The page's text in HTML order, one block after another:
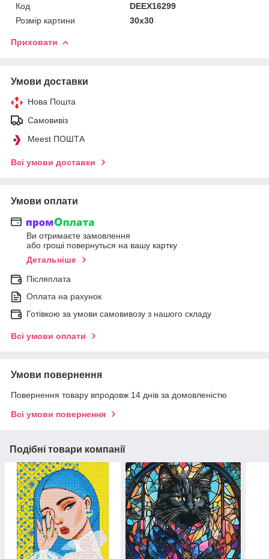
Код
DEEX16299
Розмір картини
30х30
Приховати
Умови доставки
Нова Пошта
Самовивіз
Meest ПОШТА
Всі умови доставки
Умови оплати
Ви отримаєте замовлення
або гроші повернуться на вашу картку
Детальніше
Післяплата
Оплата на рахунок
Готівкою за умови самовивозу з нашого складу
Всі умови оплати
Умови повернення
Повернення товару впродовж 14 днів за домовленістю
Всі умови повернення
Подібні товари компанії